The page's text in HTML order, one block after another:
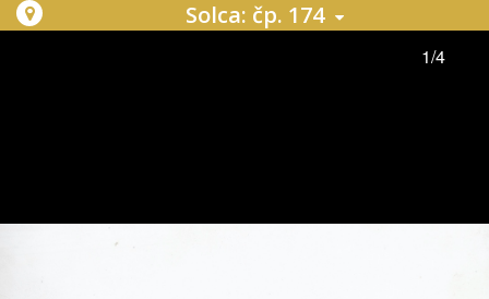
Solca: čp. 174
1/4